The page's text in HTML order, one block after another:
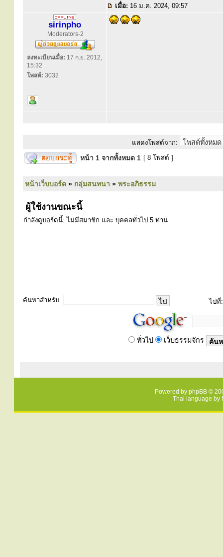
เมื่อ: 16 ม.ค. 2024, 09:57
sirinpho
Moderators-2
ลงทะเบียนเมื่อ: 17 ก.ย. 2012,
15:32
โพสต์: 3032
แสดงโพสต์จาก:
หน้า 1 จากทั้งหมด 1 [ 8 โพสต์ ]
หน้าเว็บบอร์ด » กลุ่มสนทนา » พระอภิธรรม
ผู้ใช้งานขณะนี้
กำลังดูบอร์ดนี้: ไม่มีสมาชิก และ บุคคลทั่วไป 5 ท่าน
ค้นหาสำหรับ: ไปที่:
ทั่วไป เว็บธรรมจักร
Powered by phpBB ©
Thai language by